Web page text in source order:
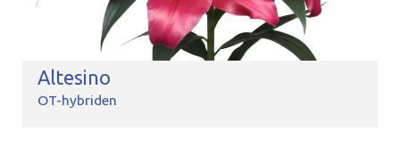
Altesino
OT-hybriden